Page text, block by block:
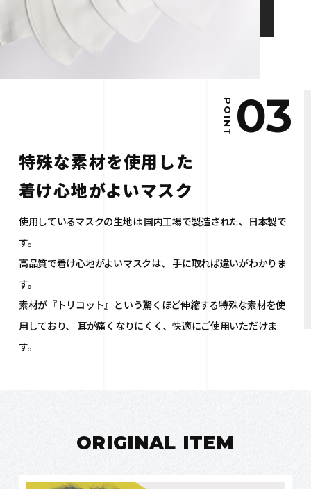
特殊な素材を使用した
着け心地がよいマスク
POINT03
使用しているマスクの生地は国内工場で製造された、日本製で
す。
高品質で着け心地がよいマスクは、
手に取れば違いがわかりま
す。
素材が『トリコット』という驚くほど伸縮する特殊な素材を使
用しており、
耳が痛くなりにくく、快適にご使用いただけま
す。
ORIGINAL ITEM